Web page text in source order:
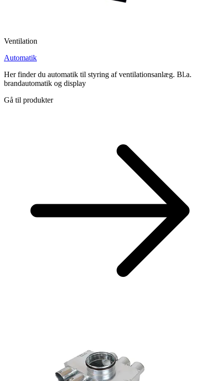
Ventilation
Automatik
Her finder du automatik til styring af ventilationsanlæg. Bl.a.
brandautomatik og display
Gå til produkter